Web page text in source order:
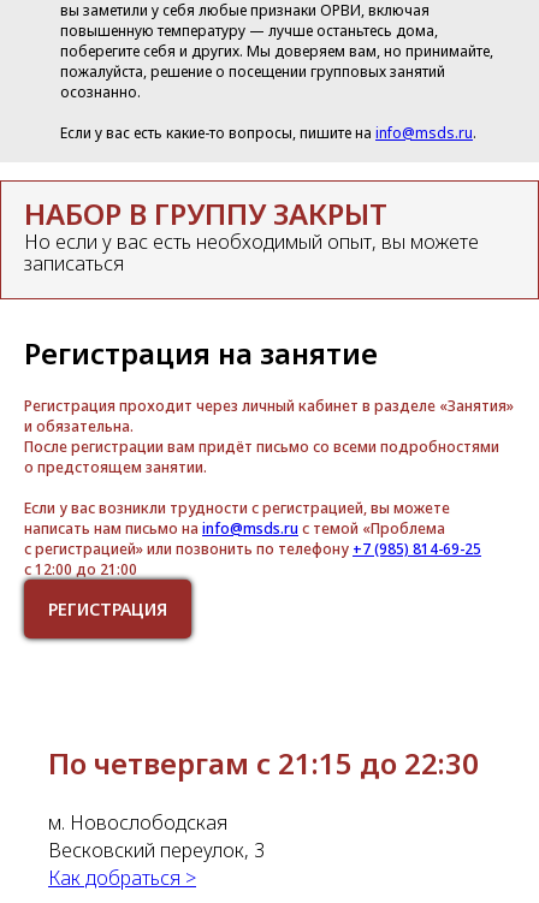
вы заметили у себя любые признаки ОРВИ, включая
повышенную температуру — лучше останьтесь дома,
поберегите себя и других. Мы доверяем вам, но принимайте,
пожалуйста, решение о посещении групповых занятий
осознанно.
Если у вас есть какие-то вопросы, пишите на info@msds.ru.
НАБОР В ГРУППУ ЗАКРЫТ
Но если у вас есть необходимый опыт, вы можете
записаться
Регистрация на занятие
Регистрация проходит через личный кабинет в разделе «Занятия»
и обязательна.
После регистрации вам придёт письмо со всеми подробностями
о предстоящем занятии.
Если у вас возникли трудности с регистрацией, вы можете
написать нам письмо на info@msds.ru с темой «Проблема
с регистрацией» или позвонить по телефону +7 (985) 814-69-25
с 12:00 до 21:00
РЕГИСТРАЦИЯ
По четвергам с 21:15 до 22:30
м. Новослободская
Весковский переулок, 3
Как добраться >